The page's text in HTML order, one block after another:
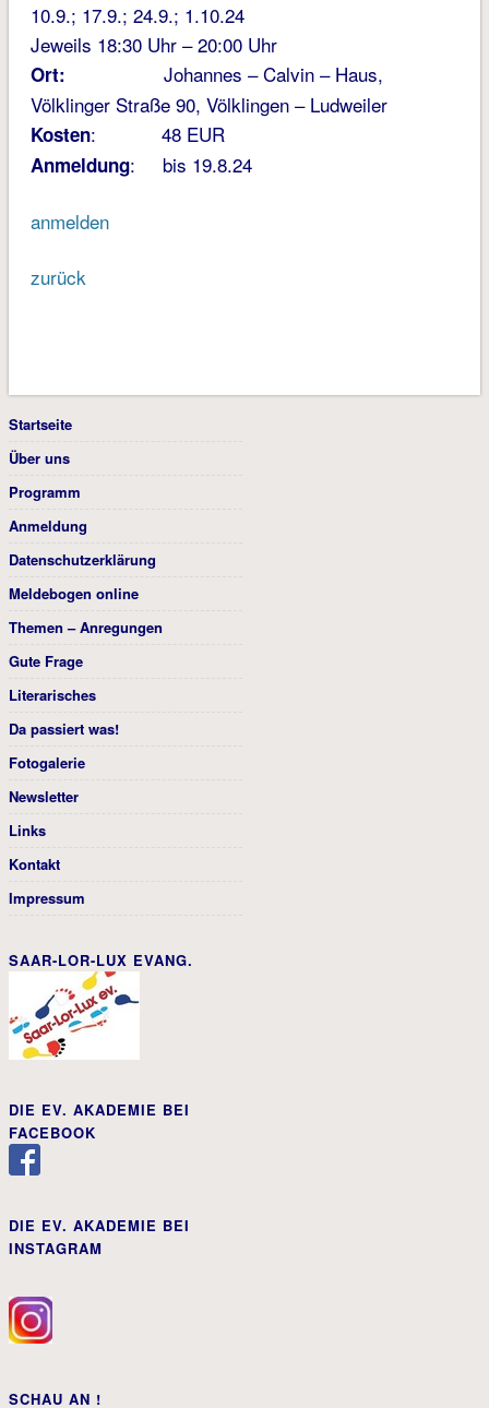
10.9.; 17.9.; 24.9.; 1.10.24
Jeweils 18:30 Uhr – 20:00 Uhr
Ort: Johannes – Calvin – Haus,
Völklinger Straße 90, Völklingen – Ludweiler
Kosten: 48 EUR
Anmeldung: bis 19.8.24
anmelden
zurück
Startseite
Über uns
Programm
Anmeldung
Datenschutzerklärung
Meldebogen online
Themen – Anregungen
Gute Frage
Literarisches
Da passiert was!
Fotogalerie
Newsletter
Links
Kontakt
Impressum
SAAR-LOR-LUX EVANG.
DIE EV. AKADEMIE BEI
FACEBOOK
DIE EV. AKADEMIE BEI
INSTAGRAM
SCHAU AN !